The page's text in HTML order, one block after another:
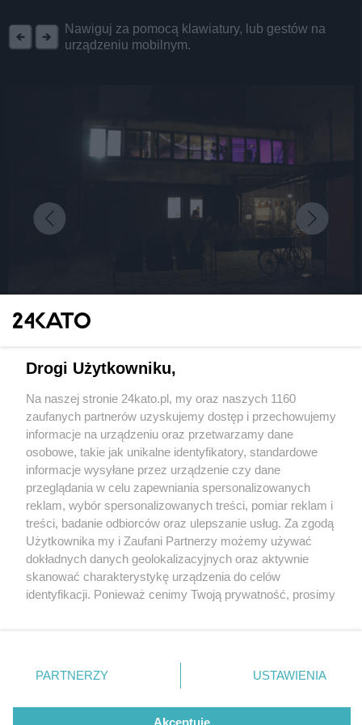
Nawiguj za pomocą klawiatury, lub gestów na
urządzeniu mobilnym.
jest - wiedzieli nieliczni. Powstała w dawnym
2 / 13
Wolno Katowice
Kochanowskiego 9
Wydawca mediów lokalnych
Nie zapomnij
zapoznać się z:
polityką prywatności regulamin korzystania z portali
Twojemiasto
Piekary Śląskie
Chorzów
Tarnowskie Góry
Gliwice
Skontakuj sięz nami
Kontakt
Wydawca
Redakcja
Drogi Użytkowniku,
Na naszej stronie 24kato.pl, my oraz naszych 1160
zaufanych partnerów uzyskujemy dostęp i przechowujemy
informacje na urządzeniu oraz przetwarzamy dane
osobowe, takie jak unikalne identyfikatory, standardowe
informacje wysyłane przez urządzenie czy dane
przeglądania w celu zapewniania spersonalizowanych
reklam, wybór spersonalizowanych treści, pomiar reklam i
treści, badanie odbiorców oraz ulepszanie usług. Za zgodą
Użytkownika my i Zaufani Partnerzy możemy używać
dokładnych danych geolokalizacyjnych oraz aktywnie
skanować charakterystykę urządzenia do celów
identyfikacji. Ponieważ cenimy Twoją prywatność, prosimy
prywatności znajdujący się w lewym dolnym rogu strony
. Niektóre rodzaje przetwarzania danych nie wymagają
zgody użytkownika, ale masz prawo sprzeciwić się
takiemu przetwarzaniu. Preferencje będą miały
PARTNERZY USTAWIENIA
Akceptuję